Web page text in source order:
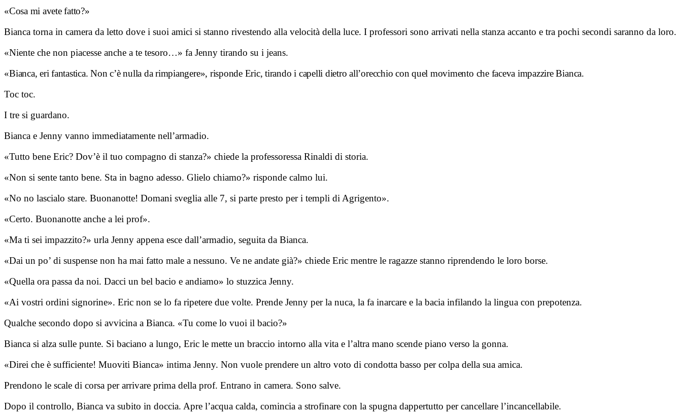
«Cosa mi avete fatto?»
Bianca torna in camera da letto dove i suoi amici si stanno rivestendo alla velocità della luce. I professori sono arrivati nella stanza accanto e tra pochi secondi saranno da loro.
«Niente che non piacesse anche a te tesoro…» fa Jenny tirando su i jeans.
«Bianca, eri fantastica. Non c’è nulla da rimpiangere», risponde Eric, tirando i capelli dietro all’orecchio con quel movimento che faceva impazzire Bianca.
Toc toc.
I tre si guardano.
Bianca e Jenny vanno immediatamente nell’armadio.
«Tutto bene Eric? Dov’è il tuo compagno di stanza?» chiede la professoressa Rinaldi di storia.
«Non si sente tanto bene. Sta in bagno adesso. Glielo chiamo?» risponde calmo lui.
«No no lascialo stare. Buonanotte! Domani sveglia alle 7, si parte presto per i templi di Agrigento».
«Certo. Buonanotte anche a lei prof».
«Ma ti sei impazzito?» urla Jenny appena esce dall’armadio, seguita da Bianca.
«Dai un po’ di suspense non ha mai fatto male a nessuno. Ve ne andate già?» chiede Eric mentre le ragazze stanno riprendendo le loro borse.
«Quella ora passa da noi. Dacci un bel bacio e andiamo» lo stuzzica Jenny.
«Ai vostri ordini signorine». Eric non se lo fa ripetere due volte. Prende Jenny per la nuca, la fa inarcare e la bacia infilando la lingua con prepotenza.
Qualche secondo dopo si avvicina a Bianca. «Tu come lo vuoi il bacio?»
Bianca si alza sulle punte. Si baciano a lungo, Eric le mette un braccio intorno alla vita e l’altra mano scende piano verso la gonna.
«Direi che è sufficiente! Muoviti Bianca» intima Jenny. Non vuole prendere un altro voto di condotta basso per colpa della sua amica.
Prendono le scale di corsa per arrivare prima della prof. Entrano in camera. Sono salve.
Dopo il controllo, Bianca va subito in doccia. Apre l’acqua calda, comincia a strofinare con la spugna dappertutto per cancellare l’incancellabile.